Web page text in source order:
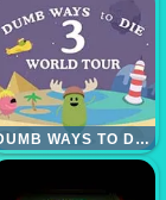
DUMB WAYS TO DIE 3 WORLD TOUR